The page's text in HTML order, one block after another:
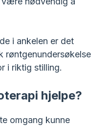
i ankelen er det
røntgenundersøkelse
i riktig stilling.
hjelpe?
omgang kunne